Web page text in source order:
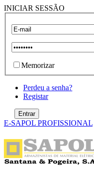
INICIAR SESSÃO
Memorizar
Perdeu a senha?
Registar
E-SAPOL PROFISSIONAL